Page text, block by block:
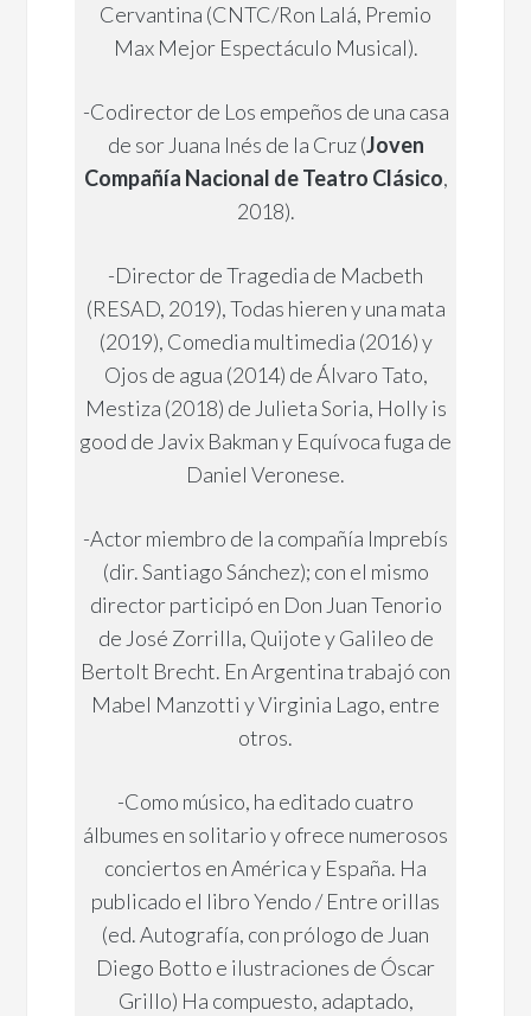
Cervantina (CNTC/Ron Lalá, Premio
Max Mejor Espectáculo Musical).
-Codirector de Los empeños de una casa
de sor Juana Inés de la Cruz (Joven
Compañía Nacional de Teatro Clásico,
2018).
-Director de Tragedia de Macbeth
(RESAD, 2019), Todas hieren y una mata
(2019), Comedia multimedia (2016) y
Ojos de agua (2014) de Álvaro Tato,
Mestiza (2018) de Julieta Soria, Holly is
good de Javix Bakman y Equívoca fuga de
Daniel Veronese.
-Actor miembro de la compañía Imprebís
(dir. Santiago Sánchez); con el mismo
director participó en Don Juan Tenorio
de José Zorrilla, Quijote y Galileo de
Bertolt Brecht. En Argentina trabajó con
Mabel Manzotti y Virginia Lago, entre
otros.
-Como músico, ha editado cuatro
álbumes en solitario y ofrece numerosos
conciertos en América y España. Ha
publicado el libro Yendo / Entre orillas
(ed. Autografía, con prólogo de Juan
Diego Botto e ilustraciones de Óscar
Grillo) Ha compuesto, adaptado,